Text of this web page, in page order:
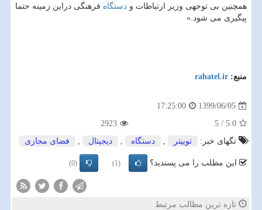
‏همچنین بی توجهی ⁧‫وزیر ارتباطات‬⁩ و
دستگاه فرهنگی دراین زمینه حتما
پیگیری می شود.»
منبع: rahatel.ir
1399/06/05
17:25:00
5.0
/
5
2923
تگهای خبر:
توییتر , دستگاه , دیجیتال , فضای مجازی
این مطلب را می پسندید؟ (1)
(0)
تازه ترین مطالب مرتبط